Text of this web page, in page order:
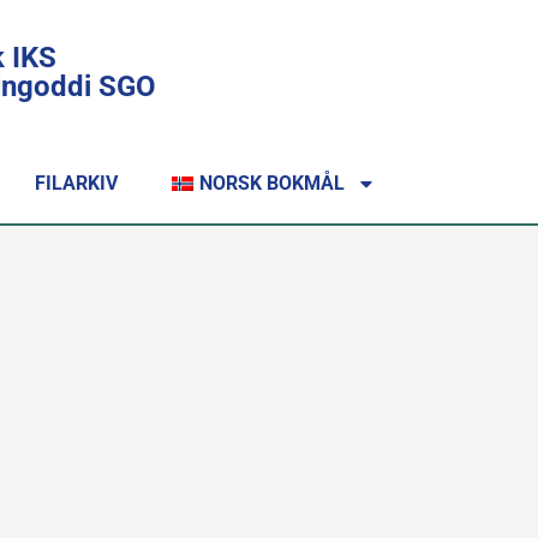
IKS
SGO
FILARKIV NORSK BOKMÅL